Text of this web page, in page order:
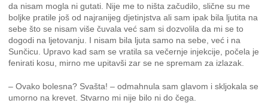
da nisam mogla ni gutati. Nije me to ništa začudilo, slične su me
boljke pratile još od najranijeg djetinjstva ali sam ipak bila ljutita na
sebe što se nisam više čuvala već sam si dozvolila da mi se to
dogodi na ljetovanju. I nisam bila ljuta samo na sebe, već i na
Sunčicu. Upravo kad sam se vratila sa večernje injekcije, počela je
fenirati kosu, mirno me upitavši zar se ne spremam za izlazak.
– Ovako bolesna? Svašta! – odmahnula sam glavom i skljokala se
umorno na krevet. Stvarno mi nije bilo ni do čega.